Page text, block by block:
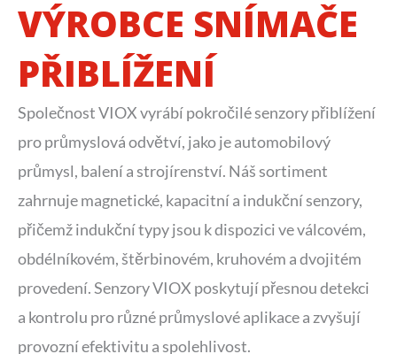
VÝROBCE SNÍMAČE
PŘIBLÍŽENÍ
Společnost VIOX vyrábí pokročilé senzory přiblížení
pro průmyslová odvětví, jako je automobilový
průmysl, balení a strojírenství. Náš sortiment
zahrnuje magnetické, kapacitní a indukční senzory,
přičemž indukční typy jsou k dispozici ve válcovém,
obdélníkovém, štěrbinovém, kruhovém a dvojitém
provedení. Senzory VIOX poskytují přesnou detekci
a kontrolu pro různé průmyslové aplikace a zvyšují
provozní efektivitu a spolehlivost.